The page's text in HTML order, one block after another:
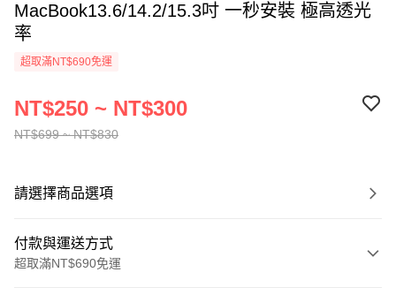
MacBook13.6/14.2/15.3吋 一秒安裝 極高透光
率
超取滿NT$690免運
NT$699 ~ NT$830
NT$250 ~ NT$300
請選擇商品選項
付款與運送方式
超取滿NT$690免運